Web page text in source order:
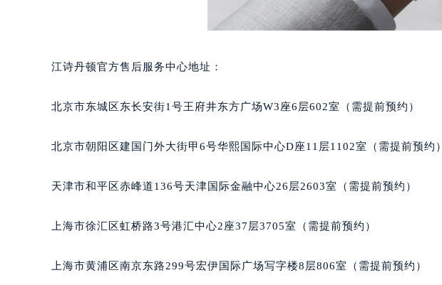
江诗丹顿官方售后服务中心地址：
北京市东城区东长安街1号王府井东方广场W3座6层602室（需提前预约）
北京市朝阳区建国门外大街甲6号华熙国际中心D座11层1102室（需提前预约）
天津市和平区赤峰道136号天津国际金融中心26层2603室（需提前预约）
上海市徐汇区虹桥路3号港汇中心2座37层3705室（需提前预约）
上海市黄浦区南京东路299号宏伊国际广场写字楼8层806室（需提前预约）